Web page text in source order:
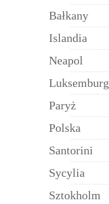
Bałkany
Islandia
Neapol
Luksemburg
Paryż
Polska
Santorini
Sycylia
Sztokholm